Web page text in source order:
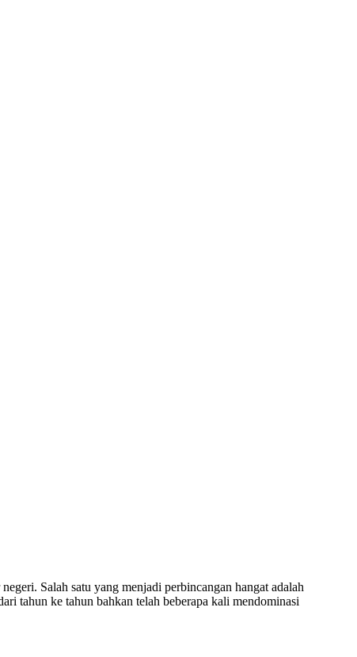
Salah satu yang menjadi perbincangan hangat adalah
tahun ke tahun bahkan telah beberapa kali mendominasi